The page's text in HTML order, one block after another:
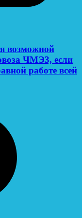
возможной
ЧМЭ3, если
работе всей